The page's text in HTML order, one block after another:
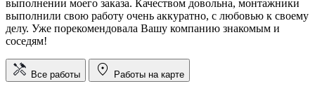
выполнении моего заказа. Качеством довольна, монтажники
выполнили свою работу очень аккуратно, с любовью к своему
делу. Уже порекомендовала Вашу компанию знакомым и
соседям!
Все работы Работы на карте